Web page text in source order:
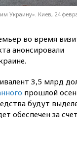
Украину». Киев, 24
во время
анонсировали
3,5 млрд
прошлой
будут
обеспечен за